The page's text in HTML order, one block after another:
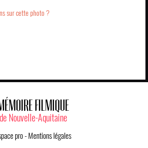
sur cette photo ?
FILMIQUE
de Nouvelle-Aquitaine
pro- Mentions légales